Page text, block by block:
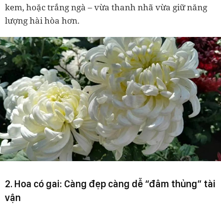
kem, hoặc trắng ngà – vừa thanh nhã vừa giữ năng
lượng hài hòa hơn.
2. Hoa có gai: Càng đẹp càng dễ “đâm thủng” tài
vận